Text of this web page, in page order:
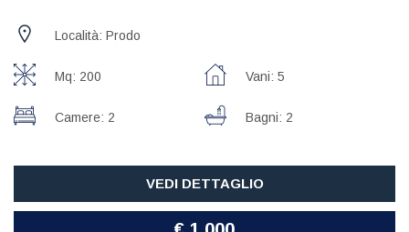
Località: Prodo
Mq: 200 Vani: 5
Camere: 2 Bagni: 2
VEDI DETTAGLIO